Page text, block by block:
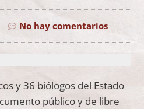
No hay comentarios
y 36 biólogos del Estado
público y de libre